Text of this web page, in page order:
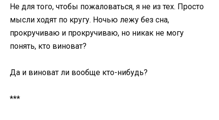
Не для того, чтобы пожаловаться, я не из тех. Просто
мысли ходят по кругу. Ночью лежу без сна,
прокручиваю и прокручиваю, но никак не могу
понять, кто виноват?
Да и виноват ли вообще кто-нибудь?
***